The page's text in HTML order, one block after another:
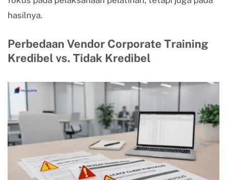
hasilnya.
Perbedaan Vendor Corporate Training
Kredibel vs. Tidak Kredibel